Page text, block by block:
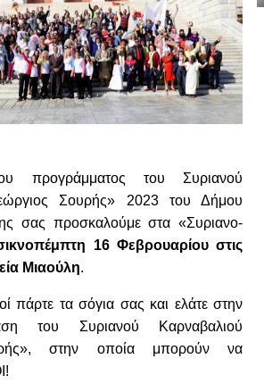
προγράμματος του Συριανού
Σουρής» 2023 του Δήμου
σας προσκαλούμε στα «Συριανο-
16 Φεβρουαρίου στις
Μιαούλη.
πάρτε τα σόγια σας και ελάτε στην
του Συριανού Καρναβαλιού
στην οποία μπορούν να